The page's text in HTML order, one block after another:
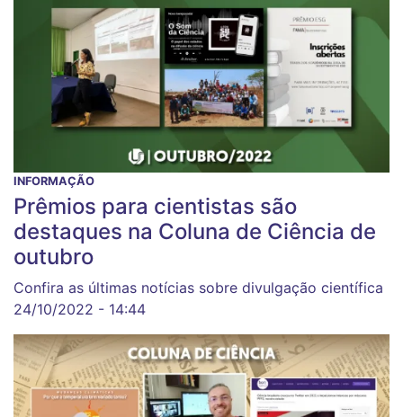
INFORMAÇÃO
Prêmios para cientistas são
destaques na Coluna de Ciência de
outubro
Confira as últimas notícias sobre divulgação científica
24/10/2022 - 14:44